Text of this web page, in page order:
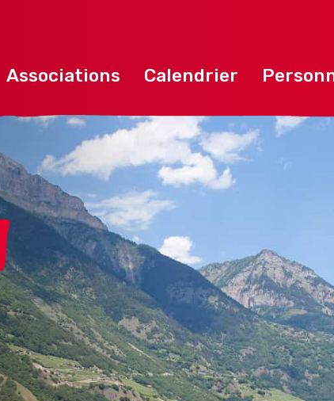
Associations Calendrier